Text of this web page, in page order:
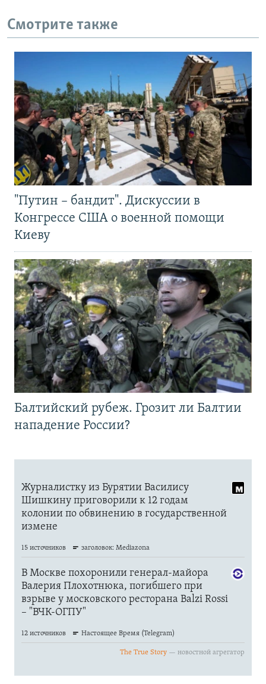
Смотрите также
"Путин – бандит". Дискуссии в
Конгрессе США о военной помощи
Киеву
Балтийский рубеж. Грозит ли Балтии
нападение России?